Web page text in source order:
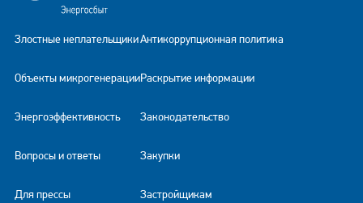
Злостные неплательщики
Объекты микрогенерации
Энергоэффективность
Вопросы и ответы
Для прессы
Антикоррупционная политика
Раскрытие информации
Законодательство
Закупки
Застройщикам